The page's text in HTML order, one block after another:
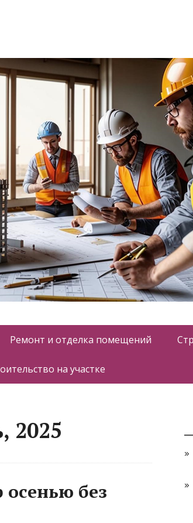
Ремонт и отделка помещений
на участке
2025
осенью без